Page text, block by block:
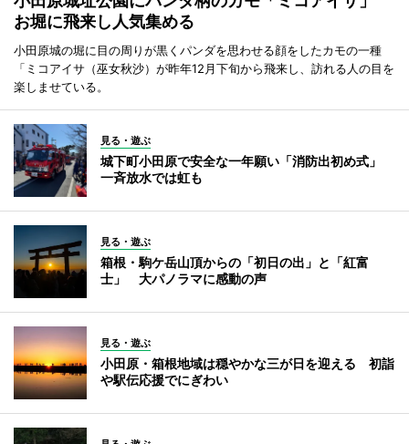
お堀に飛来し人気集める
小田原城の堀に目の周りが黒くパンダを思わせる顔をしたカモの一種
「ミコアイサ（巫女秋沙）が昨年12月下旬から飛来し、訪れる人の目を
楽しませている。
見る・遊ぶ
城下町小田原で安全な一年願い「消防出初め式」
一斉放水では虹も
見る・遊ぶ
箱根・駒ケ岳山頂からの「初日の出」と「紅富
士」 大パノラマに感動の声
見る・遊ぶ
小田原・箱根地域は穏やかな三が日を迎える 初詣
や駅伝応援でにぎわい